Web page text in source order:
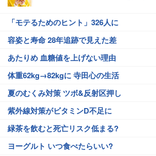
「モテるためのヒント」326人に
容姿と寿命 28年追跡で見えた差
あたりめ 血糖値を上げない理由
体重62kg→82kgに 寺田心の生活
夏のむくみ対策 ツボ&反射区押し
紫外線対策がビタミンD不足に
緑茶を飲むと死亡リスク低まる?
ヨーグルト いつ食べたらいい?